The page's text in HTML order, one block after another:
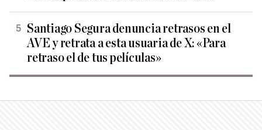
Santiago Segura denuncia retrasos en el
AVE y retrata a esta usuaria de X: «Para
retraso el de tus películas»